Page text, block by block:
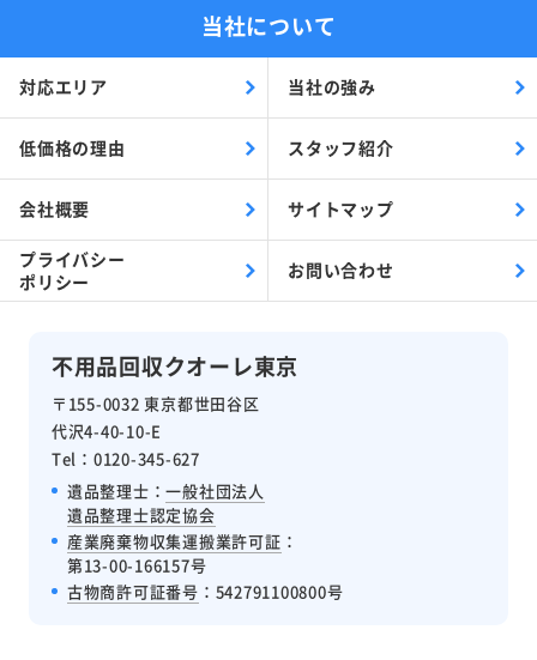
不用品回収クオーレ東京
〒155-0032 東京都世田谷区
代沢4-40-10-E
Tel：0120-345-627
遺品整理士：一般社団法人
遺品整理士認定協会
産業廃棄物収集運搬業許可証 ：
第13-00-166157号
古物商許可証番号 ：542791100800号
当社について
対応エリア 当社の強み
低価格の理由 スタッフ紹介
会社概要 サイトマップ
プライバシー
ポリシー
お問い合わせ